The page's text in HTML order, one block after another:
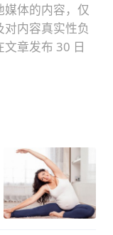
体的内容，仅
内容真实性负
章发布 30 日